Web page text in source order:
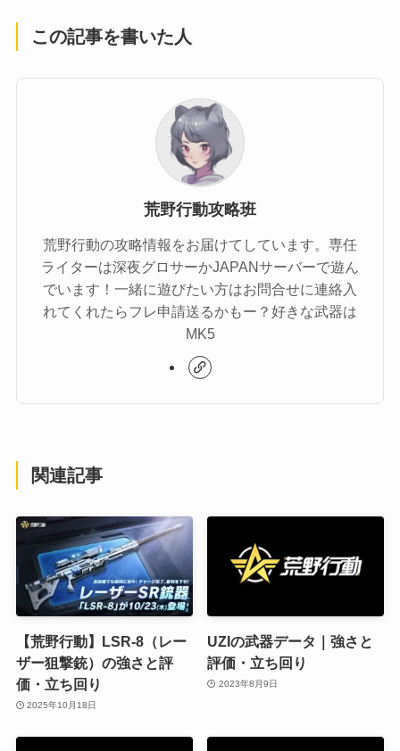
この記事を書いた人
荒野行動攻略班
荒野行動の攻略情報をお届けてしています。専任
ライターは深夜グロサーかJAPANサーバーで遊ん
でいます！一緒に遊びたい方はお問合せに連絡入
れてくれたらフレ申請送るかもー？好きな武器は
MK5
関連記事
【荒野行動】LSR-8（レー
ザー狙撃銃）の強さと評
価・立ち回り
2025年10月18日
UZIの武器データ｜強さと
評価・立ち回り
2023年8月9日